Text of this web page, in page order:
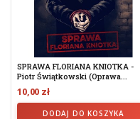
SPRAWA FLORIANA KNIOTKA -
Piotr Świątkowski (oprawa...
10,00 zł
DODAJ DO KOSZYKA